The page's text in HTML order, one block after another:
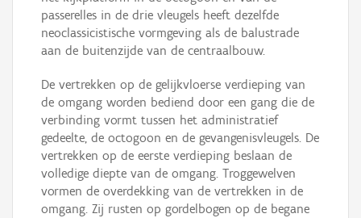
passerelles in de drie vleugels heeft dezelfde
neoclassicistische vormgeving als de balustrade
aan de buitenzijde van de centraalbouw.
De vertrekken op de gelijkvloerse verdieping van
de omgang worden bediend door een gang die de
verbinding vormt tussen het administratief
gedeelte, de octogoon en de gevangenisvleugels. De
vertrekken op de eerste verdieping beslaan de
volledige diepte van de omgang. Troggewelven
vormen de overdekking van de vertrekken in de
omgang. Zij rusten op gordelbogen op de begane